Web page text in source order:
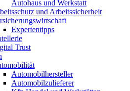
Autohaus und Werkstatt
und Arbeitssicherheit
Expertentipps
Trust
Automobilhersteller
Automobilzulieferer